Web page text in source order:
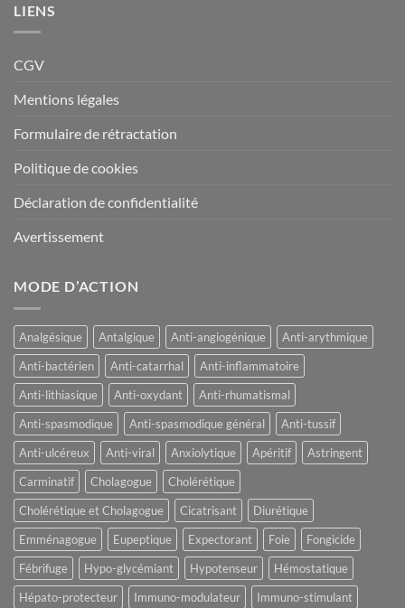
LIENS
CGV
Mentions légales
Formulaire de rétractation
Politique de cookies
Déclaration de confidentialité
Avertissement
MODE D’ACTION
Analgésique Antalgique Anti-angiogénique
Anti-arythmique
Anti-bactérien
Anti-catarrhal
Anti-inflammatoire
Anti-lithiasique
Anti-oxydant
Anti-rhumatismal
Anti-spasmodique
Anti-spasmodique général
Anti-tussif
Anti-ulcéreux
Anti-viral Anxiolytique Apéritif
Astringent
Carminatif
Cholagogue
Cholérétique
Cholérétique et Cholagogue
Cicatrisant
Diurétique
Emménagogue
Eupeptique Expectorant Foie
Fongicide
Fébrifuge
Hypo-glycémiant Hypotenseur
Hémostatique
Hépato-protecteur
Immuno-modulateur
Immuno-stimulant